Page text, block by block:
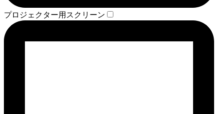
プロジェクター用スクリーン